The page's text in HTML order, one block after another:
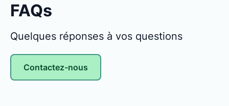
FAQs
Quelques réponses à vos questions
Contactez-nous